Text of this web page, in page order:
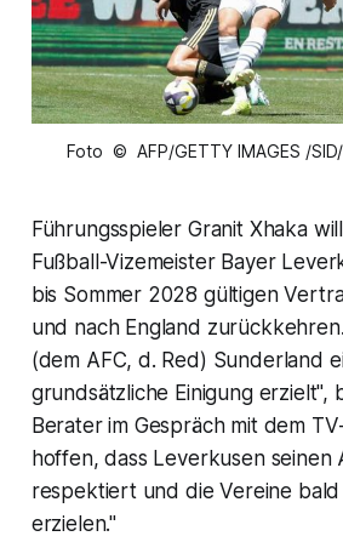
Foto © AFP/GETTY IMAGES /SID/
Führungsspieler Granit Xhaka
Fußball-Vizemeister Bayer
bis Sommer 2028 gültigen
und nach England
(dem AFC, d. Red) Sunderland
grundsätzliche Einigung erzielt",
Berater im Gespräch mit dem
hoffen, dass Leverkusen seinen
respektiert und die Vereine bald
erzielen."